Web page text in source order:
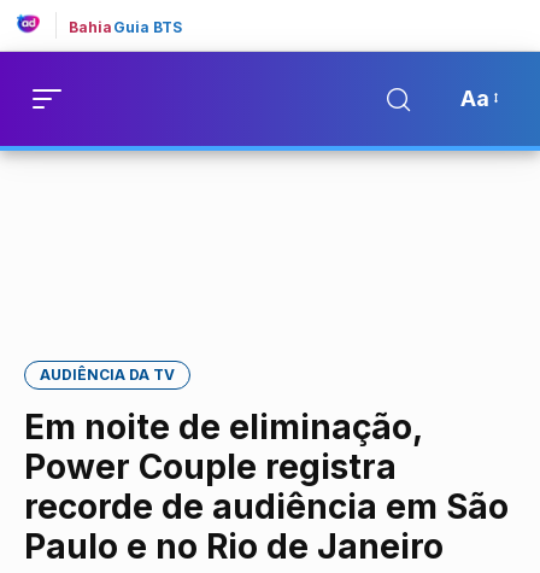
Bahia Guia BTS
Aa
AUDIÊNCIA DA TV
Em noite de eliminação,
Power Couple registra
recorde de audiência em São
Paulo e no Rio de Janeiro